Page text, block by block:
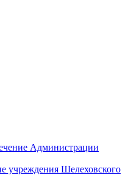
Администрации
учреждения Шелеховского